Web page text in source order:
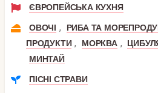
ЄВРОПЕЙСЬКА КУХНЯ
ОВОЧІ , РИБА ТА
ПРОДУКТИ , МОРКВА ,
МИНТАЙ
ПІСНІ СТРАВИ